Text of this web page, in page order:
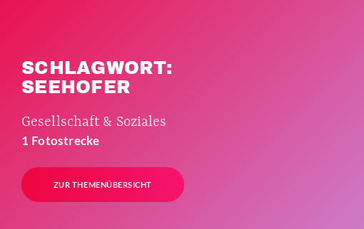
SCHLAGWORT:
SEEHOFER
Gesellschaft & Soziales
1 Fotostrecke
ZUR THEMENÜBERSICHT